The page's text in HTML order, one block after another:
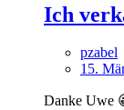
Ich
pzabel
15.
Danke Uwe